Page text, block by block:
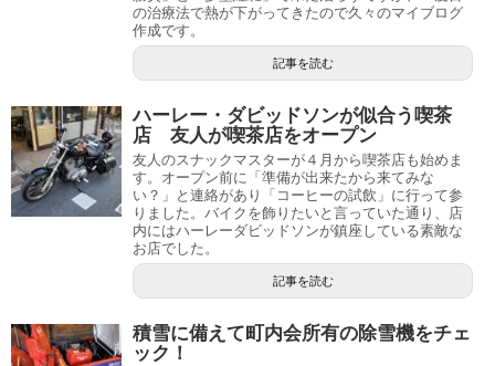
の治療法で熱が下がってきたので久々のマイブログ
作成です。
記事を読む
ハーレー・ダビッドソンが似合う喫茶
店 友人が喫茶店をオープン
友人のスナックマスターが４月から喫茶店も始めま
す。オープン前に「準備が出来たから来てみな
い？」と連絡があり「コーヒーの試飲」に行って参
りました。バイクを飾りたいと言っていた通り、店
内にはハーレーダビッドソンが鎮座している素敵な
お店でした。
記事を読む
積雪に備えて町内会所有の除雪機をチェ
ック！